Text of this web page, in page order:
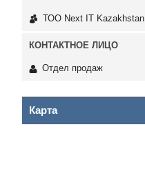
ТОО Next IT Kazakhstan
Отдел продаж
Карта